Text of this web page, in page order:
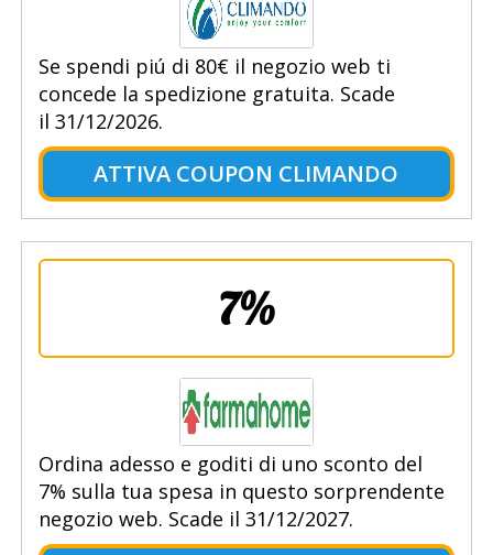
Se spendi piú di 80€ il negozio web ti
concede la spedizione gratuita. Scade
il 31/12/2026.
ATTIVA COUPON CLIMANDO
7%
Ordina adesso e goditi di uno sconto del
7% sulla tua spesa in questo sorprendente
negozio web. Scade il 31/12/2027.